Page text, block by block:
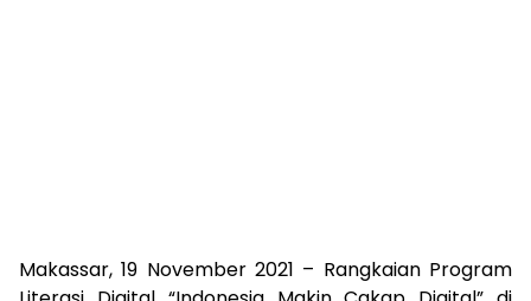
Makassar, 19 November 2021 – Rangkaian Program